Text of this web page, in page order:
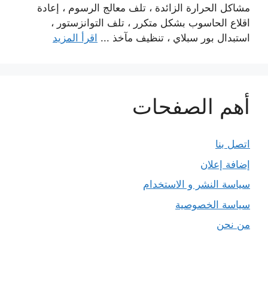
مشاكل الحرارة الزائدة ، تلف معالج الرسوم ، إعادة
اقلاع الحاسوب بشكل متكرر ، تلف التوانزستور ،
استبدال بور سبلاي ، تنظيف مآخذ ... اقرأ المزيد
أهم الصفحات
اتصل بنا
إضافة إعلان
سياسة النشر و الاستخدام
سياسة الخصوصية
من نحن